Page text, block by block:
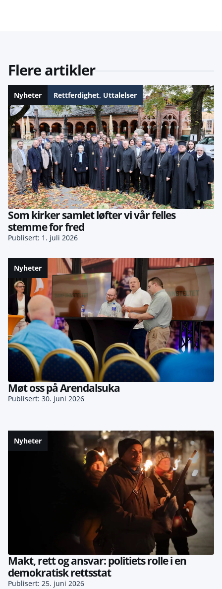
Flere artikler
Nyheter Rettferdighet, Uttalelser
Som kirker samlet løfter vi vår felles
stemme for fred
Publisert: 1. juli 2026
Nyheter
Møt oss på Arendalsuka
Publisert: 30. juni 2026
Nyheter
Makt, rett og ansvar: politiets rolle i en
demokratisk rettsstat
Publisert: 25. juni 2026